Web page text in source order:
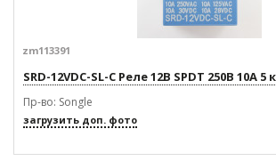
zm113391
SRD-12VDC-SL-C Реле 12В SPDT 250В 10А 5
Пр-во: Songle
загрузить доп. фото